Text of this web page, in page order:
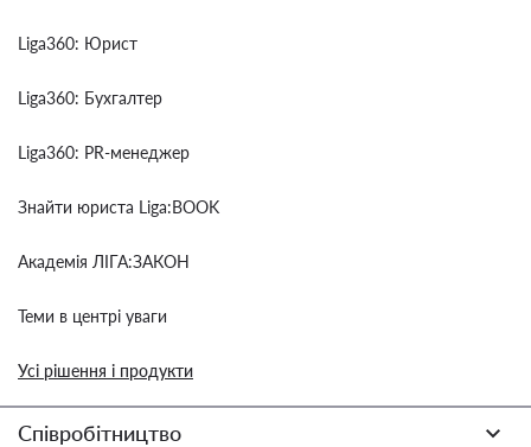
Liga360: Юрист
Liga360: Бухгалтер
Liga360: PR-менеджер
Знайти юриста Liga:BOOK
Академія ЛІГА:ЗАКОН
Теми в центрі уваги
Усі рішення і продукти
Співробітництво